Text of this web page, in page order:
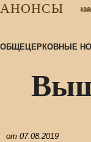
АНОНСЫ
приход
ОБЩЕЦЕРКОВНЫЕ
от 07.08.2019